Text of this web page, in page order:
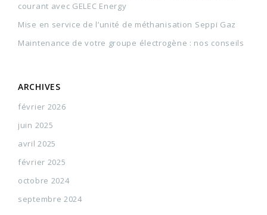
courant avec GELEC Energy
Mise en service de l’unité de méthanisation Seppi Gaz
Maintenance de votre groupe électrogène : nos conseils
ARCHIVES
février 2026
juin 2025
avril 2025
février 2025
octobre 2024
septembre 2024